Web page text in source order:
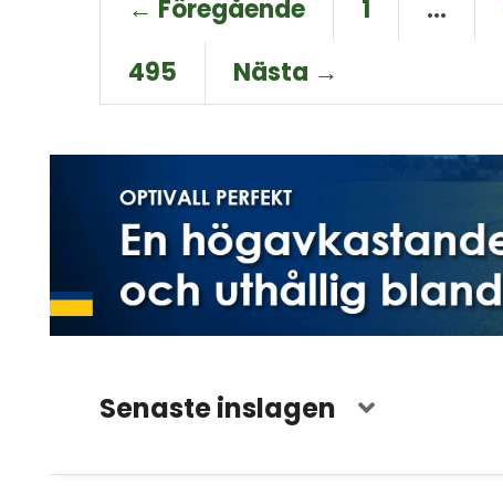
← Föregående 1 …
495
Nästa →
Senaste inslagen